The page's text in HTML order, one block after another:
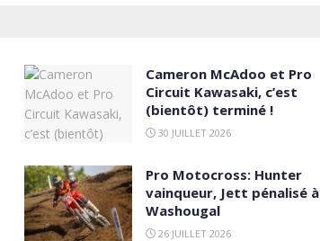
Cameron McAdoo et Pro
Circuit Kawasaki, c’est
(bientôt) terminé !
30 JUILLET 2026
Pro Motocross: Hunter
vainqueur, Jett pénalisé à
Washougal
26 JUILLET 2026